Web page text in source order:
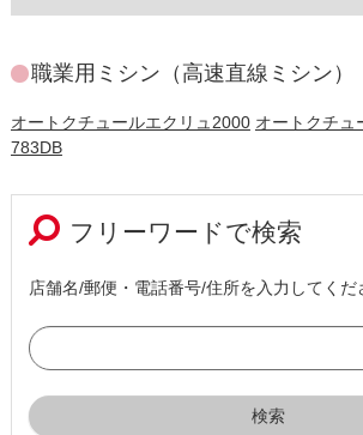
職業用ミシン（高速直線ミシン）
オートクチュールエクリュ2000 オートクチュ
783DB
フリーワードで検索
店舗名/郵便・電話番号/住所を入力してくだ